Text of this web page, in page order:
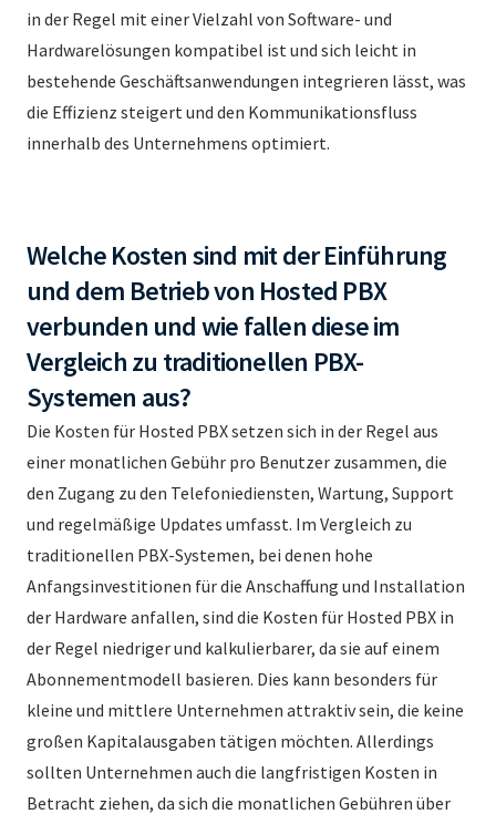
in der Regel mit einer Vielzahl von Software- und
Hardwarelösungen kompatibel ist und sich leicht in
bestehende Geschäftsanwendungen integrieren lässt, was
die Effizienz steigert und den Kommunikationsfluss
innerhalb des Unternehmens optimiert.
Welche Kosten sind mit der Einführung
und dem Betrieb von Hosted PBX
verbunden und wie fallen diese im
Vergleich zu traditionellen PBX-
Systemen aus?
Die Kosten für Hosted PBX setzen sich in der Regel aus
einer monatlichen Gebühr pro Benutzer zusammen, die
den Zugang zu den Telefoniediensten, Wartung, Support
und regelmäßige Updates umfasst. Im Vergleich zu
traditionellen PBX-Systemen, bei denen hohe
Anfangsinvestitionen für die Anschaffung und Installation
der Hardware anfallen, sind die Kosten für Hosted PBX in
der Regel niedriger und kalkulierbarer, da sie auf einem
Abonnementmodell basieren. Dies kann besonders für
kleine und mittlere Unternehmen attraktiv sein, die keine
großen Kapitalausgaben tätigen möchten. Allerdings
sollten Unternehmen auch die langfristigen Kosten in
Betracht ziehen, da sich die monatlichen Gebühren über